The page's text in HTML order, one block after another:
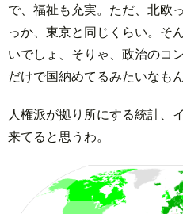
で、福祉も充実。ただ、北欧
っか、東京と同じくらい。そ
いでしょ、そりゃ、政治のコ
だけで国納めてるみたいなも
人権派が拠り所にする統計、
来てると思うわ。